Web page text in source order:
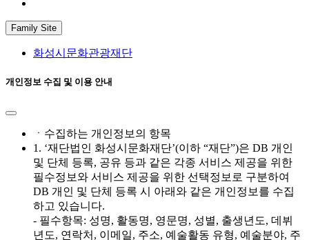
Family Site
화성시문화관광재단
개인정보 수집 및 이용 안내
ㆍ수집하는 개인정보의 항목
1. ‘재단법인 화성시문화재단’(이하 “재단”)은 DB 개인
및 단체 등록, 공유 등과 같은 각종 서비스 제공을 위한
필수정보와 서비스 제공을 위한 선택정보로 구분하여
DB 개인 및 단체 등록 시 아래와 같은 개인정보를 수집
하고 있습니다.
- 필수항목: 성명, 활동명, 영문명, 성별, 출생년도, 데뷔
년도, 연락처, 이메일, 주소, 예술활동 유형, 예술분야, 주